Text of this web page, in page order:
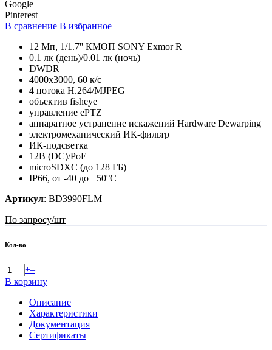
Google+
Pinterest
В сравнение В избранное
12 Мп, 1/1.7'' КМОП SONY Exmor R
0.1 лк (день)/0.01 лк (ночь)
DWDR
4000x3000, 60 к/с
4 потока H.264/MJPEG
объектив fisheye
управление ePTZ
аппаратное устранение искажений Hardware Dewarping
электромеханический ИК-фильтр
ИК-подсветка
12В (DC)/PoE
microSDXC (до 128 ГБ)
IP66, от -40 до +50°С
Артикул: BD3990FLM
По запросу/шт
Кол-во
+–
В корзину
Описание
Характеристики
Документация
Сертификаты